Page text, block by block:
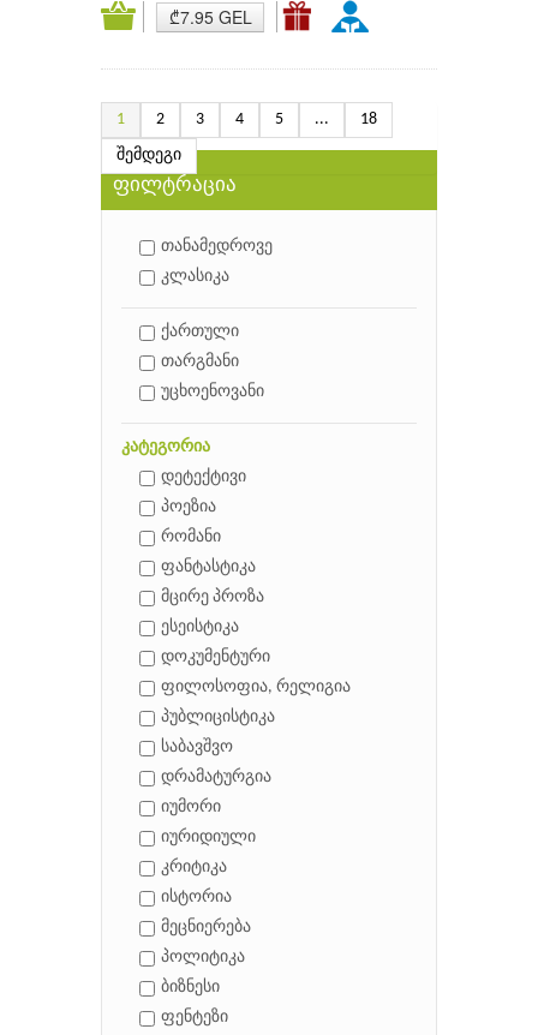
₾7.95 GEL
1 2 3 4 5 ...
18
შემდეგი
ფილტრაცია
თანამედროვე
კლასიკა
ქართული
თარგმანი
უცხოენოვანი
კატეგორია
დეტექტივი
პოეზია
რომანი
ფანტასტიკა
მცირე პროზა
ესეისტიკა
დოკუმენტური
ფილოსოფია, რელიგია
პუბლიცისტიკა
საბავშვო
დრამატურგია
იუმორი
იურიდიული
კრიტიკა
ისტორია
მეცნიერება
პოლიტიკა
ბიზნესი
ფენტეზი